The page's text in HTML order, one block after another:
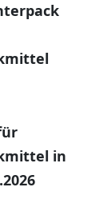
in